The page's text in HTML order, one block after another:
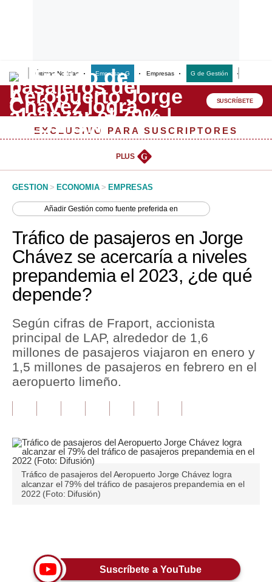
Últimas Noticias Empresas G Empresas G de Gestión
Lo último
Peru Quiosco
Management & Empleo
Perú
Política
Tu Dinero
Finanzas Personales
Inmobiliarias
Plus G
Editorial
Pregunta de hoy
Blogs
Tendencias
Moda
SUSCRÍBETE
EXCLUSIVO PARA SUSCRIPTORES
PLUS G
GESTION > ECONOMIA > EMPRESAS
AñadirGestión como fuente preferida en
Tráfico de pasajeros en Jorge
Chávez se acercaría a niveles
prepandemia el 2023, ¿de qué
depende?
Según cifras de Fraport, accionista
principal de LAP, alrededor de 1,6
millones de pasajeros viajaron en enero y
1,5 millones de pasajeros en febrero en el
aeropuerto limeño.
Tráfico de pasajeros del Aeropuerto Jorge Chávez logra
alcanzar el 79% del tráfico de pasajeros prepandemia en el
2022 (Foto: Difusión)
Suscríbete a YouTube